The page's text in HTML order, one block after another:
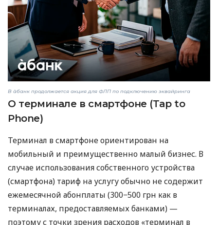
В àбанк продолжается акция для ФЛП по подключению эквайринга
О терминале в смартфоне (Tap to
Phone)
Терминал в смартфоне ориентирован на
мобильный и преимущественно малый бизнес. В
случае использования собственного устройства
(смартфона) тариф на услугу обычно не содержит
ежемесячной абонплаты (300−500 грн как в
терминалах, предоставляемых банками) —
поэтому с точки зрения расходов «терминал в